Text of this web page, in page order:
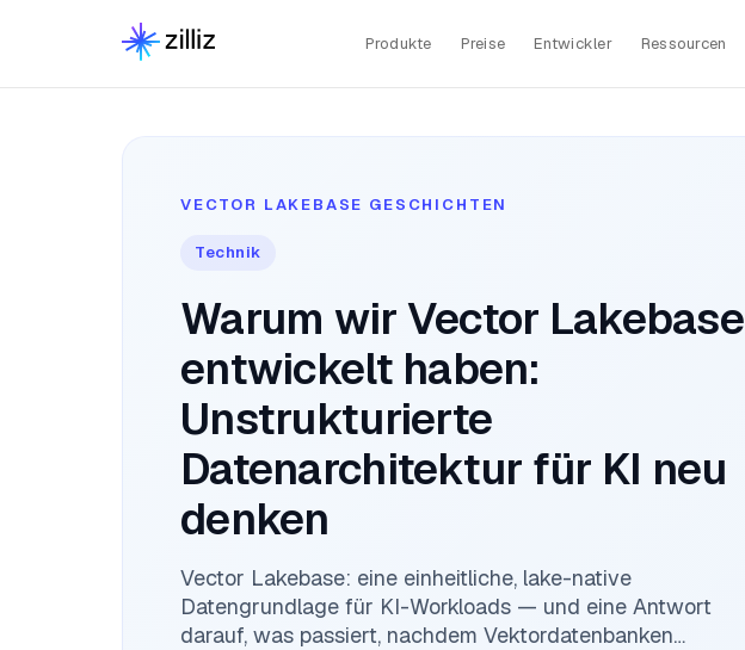
Produkte Preise Entwickler Ressourcen
VECTOR LAKEBASE GESCHICHTEN
Technik
Warum wir Vector Lakebase
entwickelt haben:
Unstrukturierte
Datenarchitektur für KI neu
denken
Vector Lakebase: eine einheitliche, lake-native
Datengrundlage für KI-Workloads — und eine Antwort
darauf, was passiert, nachdem Vektordatenbanken